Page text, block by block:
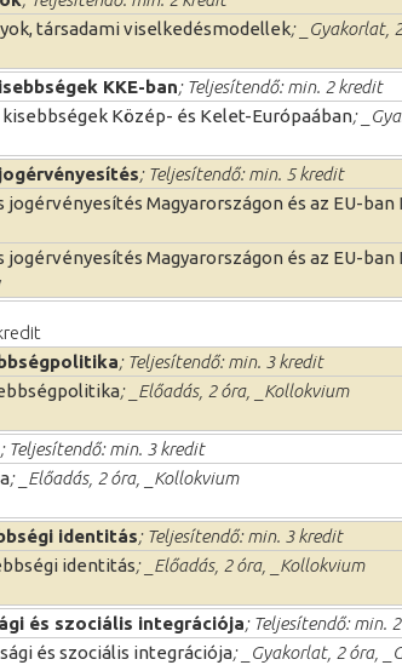
társadami viselkedésmodellek; _Gyakorlat,
KKE-ban; Teljesítendő: min. 2 kredit
Közép- és Kelet-Európaában;
; Teljesítendő: min. 5 kredit
jogérvényesítés Magyarországon és az EU-ban
jogérvényesítés Magyarországon és az EU-ban
; Teljesítendő: min. 3 kredit
; _Előadás, 2 óra, _Kollokvium
; Teljesítendő: min. 3 kredit
; _Előadás, 2 óra, _Kollokvium
identitás; Teljesítendő: min. 3 kredit
identitás; _Előadás, 2 óra, _Kollokvium
és szociális integrációja; Teljesítendő: min.
és szociális integrációja; _Gyakorlat, 2 óra,